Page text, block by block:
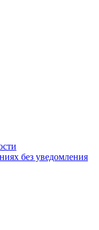
без уведомления